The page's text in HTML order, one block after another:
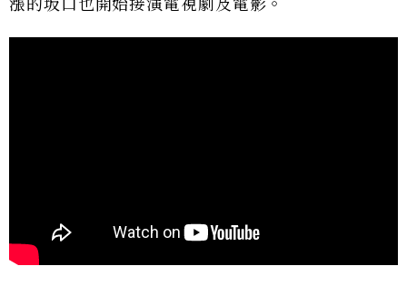
漲的坂口也開始接演電視劇及電影。